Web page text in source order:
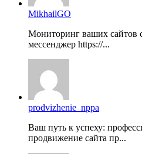
MikhailGO
Мониторинг ваших сайтов
мессенджер https://...
prodvizhenie_nppa
Ваш путь к успеху:
продвижение сайта пр...